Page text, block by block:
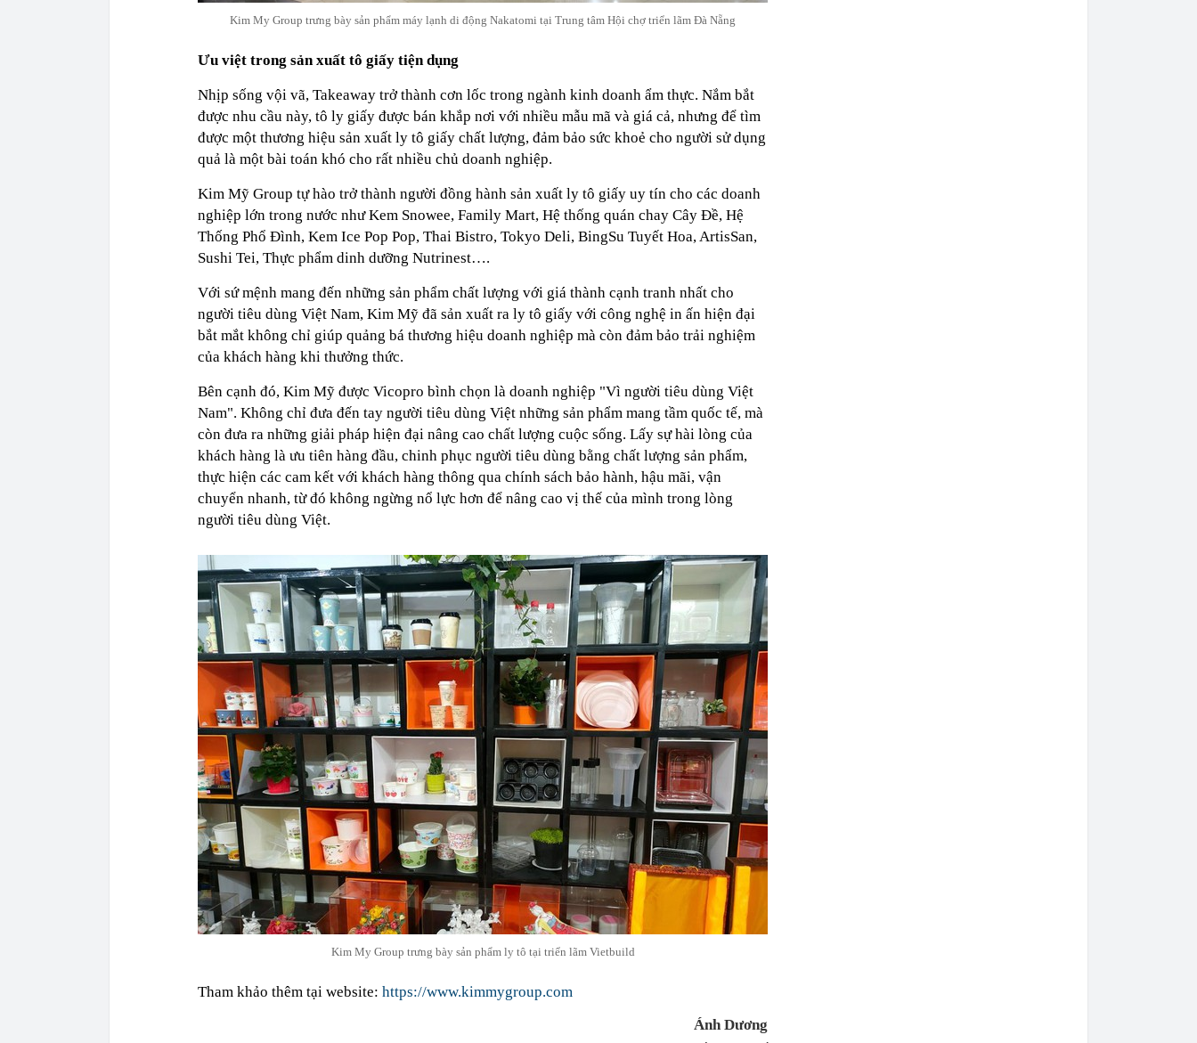
Kim My Group trưng bày sản phẩm máy lạnh di động Nakatomi tại Trung tâm Hội chợ triển lãm Đà Nẵng
Ưu việt trong sản xuất tô giấy tiện dụng
Nhịp sống vội vã, Takeaway trở thành cơn lốc trong ngành kinh doanh ẩm thực. Nắm bắt
được nhu cầu này, tô ly giấy được bán khắp nơi với nhiều mẫu mã và giá cả, nhưng để tìm
được một thương hiệu sản xuất ly tô giấy chất lượng, đảm bảo sức khoẻ cho người sử dụng
quả là một bài toán khó cho rất nhiều chủ doanh nghiệp.
Kim Mỹ Group tự hào trở thành người đồng hành sản xuất ly tô giấy uy tín cho các doanh
nghiệp lớn trong nước như Kem Snowee, Family Mart, Hệ thống quán chay Cây Đề, Hệ
Thống Phổ Đình, Kem Ice Pop Pop, Thai Bistro, Tokyo Deli, BingSu Tuyết Hoa, ArtisSan,
Sushi Tei, Thực phẩm dinh dưỡng Nutrinest….
Với sứ mệnh mang đến những sản phẩm chất lượng với giá thành cạnh tranh nhất cho
người tiêu dùng Việt Nam, Kim Mỹ đã sản xuất ra ly tô giấy với công nghệ in ấn hiện đại
bắt mắt không chỉ giúp quảng bá thương hiệu doanh nghiệp mà còn đảm bảo trải nghiệm
của khách hàng khi thưởng thức.
Bên cạnh đó, Kim Mỹ được Vicopro bình chọn là doanh nghiệp "Vì người tiêu dùng Việt
Nam". Không chỉ đưa đến tay người tiêu dùng Việt những sản phẩm mang tầm quốc tế, mà
còn đưa ra những giải pháp hiện đại nâng cao chất lượng cuộc sống. Lấy sự hài lòng của
khách hàng là ưu tiên hàng đầu, chinh phục người tiêu dùng bằng chất lượng sản phẩm,
thực hiện các cam kết với khách hàng thông qua chính sách bảo hành, hậu mãi, vận
chuyển nhanh, từ đó không ngừng nổ lực hơn để nâng cao vị thế của mình trong lòng
người tiêu dùng Việt.
Kim My Group trưng bày sản phẩm ly tô tại triển lãm Vietbuild
Tham khảo thêm tại website: https://www.kimmygroup.com
Ánh Dương